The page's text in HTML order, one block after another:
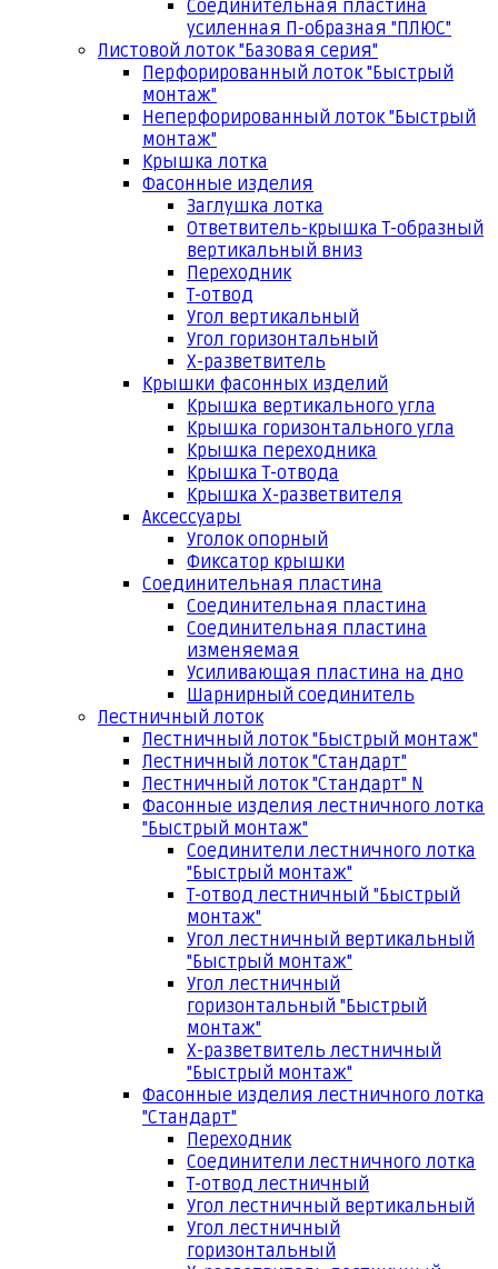
Соединительная пластина
усиленная П-образная "ПЛЮС"
Листовой лоток "Базовая серия"
Перфорированный лоток "Быстрый
монтаж"
Неперфорированный лоток "Быстрый
монтаж"
Крышка лотка
Фасонные изделия
Заглушка лотка
Ответвитель-крышка Т-образный
вертикальный вниз
Переходник
Т-отвод
Угол вертикальный
Угол горизонтальный
Х-разветвитель
Крышки фасонных изделий
Крышка вертикального угла
Крышка горизонтального угла
Крышка переходника
Крышка Т-отвода
Крышка Х-разветвителя
Аксессуары
Уголок опорный
Фиксатор крышки
Соединительная пластина
Соединительная пластина
Соединительная пластина
изменяемая
Усиливающая пластина на дно
Шарнирный соединитель
Лестничный лоток
Лестничный лоток "Быстрый монтаж"
Лестничный лоток "Стандарт"
Лестничный лоток "Стандарт" N
Фасонные изделия лестничного лотка
"Быстрый монтаж"
Соединители лестничного лотка
"Быстрый монтаж"
Т-отвод лестничный "Быстрый
монтаж"
Угол лестничный вертикальный
"Быстрый монтаж"
Угол лестничный
горизонтальный "Быстрый
монтаж"
Х-разветвитель лестничный
"Быстрый монтаж"
Фасонные изделия лестничного лотка
"Стандарт"
Переходник
Соединители лестничного лотка
Т-отвод лестничный
Угол лестничный вертикальный
Угол лестничный
горизонтальный